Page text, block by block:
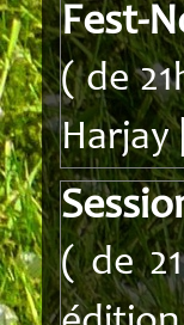
Fest-
( de
Harjay
( de